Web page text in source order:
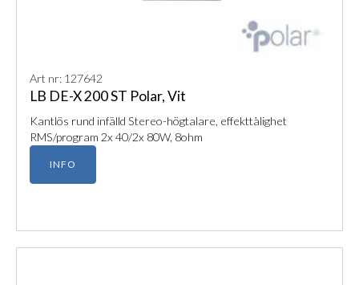
Art nr: 127642
LB DE-X 200 ST Polar, Vit
Kantlös rund infälld Stereo-högtalare, effekttålighet
RMS/program 2x 40/2x 80W, 8ohm
INFO